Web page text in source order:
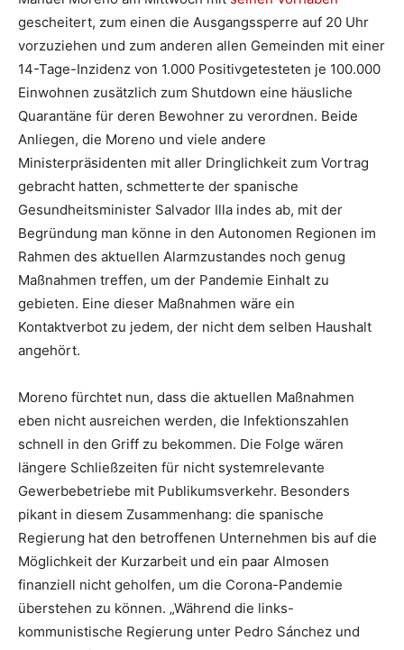
gescheitert, zum einen die Ausgangssperre auf 20 Uhr
vorzuziehen und zum anderen allen Gemeinden mit einer
14-Tage-Inzidenz von 1.000 Positivgetesteten je 100.000
Einwohnen zusätzlich zum Shutdown eine häusliche
Quarantäne für deren Bewohner zu verordnen. Beide
Anliegen, die Moreno und viele andere
Ministerpräsidenten mit aller Dringlichkeit zum Vortrag
gebracht hatten, schmetterte der spanische
Gesundheitsminister Salvador Illa indes ab, mit der
Begründung man könne in den Autonomen Regionen im
Rahmen des aktuellen Alarmzustandes noch genug
Maßnahmen treffen, um der Pandemie Einhalt zu
gebieten. Eine dieser Maßnahmen wäre ein
Kontaktverbot zu jedem, der nicht dem selben Haushalt
angehört.
Moreno fürchtet nun, dass die aktuellen Maßnahmen
eben nicht ausreichen werden, die Infektionszahlen
schnell in den Griff zu bekommen. Die Folge wären
längere Schließzeiten für nicht systemrelevante
Gewerbebetriebe mit Publikumsverkehr. Besonders
pikant in diesem Zusammenhang: die spanische
Regierung hat den betroffenen Unternehmen bis auf die
Möglichkeit der Kurzarbeit und ein paar Almosen
finanziell nicht geholfen, um die Corona-Pandemie
überstehen zu können. „Während die links-
kommunistische Regierung unter Pedro Sánchez und